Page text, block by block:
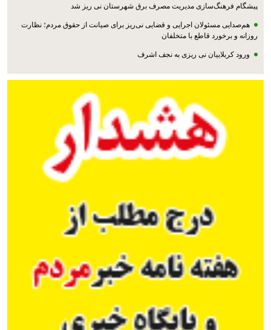
پیشگام فرهنگ‌سازی مدیریت مصرف برق شهرستان نی ریز شد
هم‌صدایی مسئولان اجرایی و قضایی نی‌ریز برای صیانت از حقوق مردم؛ نظارت
روزانه و برخورد قاطع با متخلفان
ورود کربلاییان نی ریزی به نجف اشرف